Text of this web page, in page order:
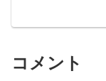
コメント